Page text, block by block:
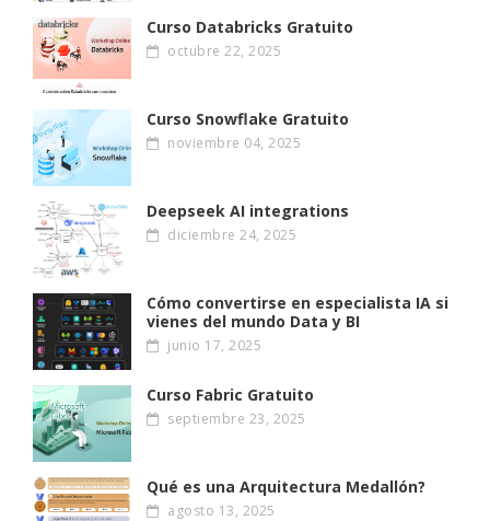
Curso Databricks Gratuito
octubre 22, 2025
Curso Snowflake Gratuito
noviembre 04, 2025
Deepseek AI integrations
diciembre 24, 2025
Cómo convertirse en especialista IA si
vienes del mundo Data y BI
junio 17, 2025
Curso Fabric Gratuito
septiembre 23, 2025
Qué es una Arquitectura Medallón?
agosto 13, 2025